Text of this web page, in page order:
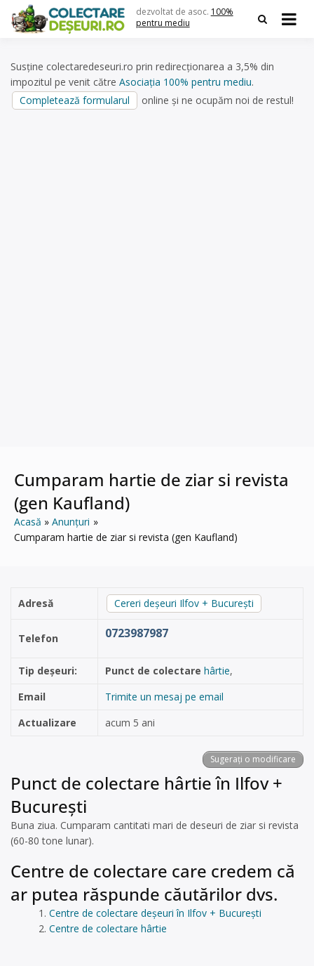
content
dezvoltat de asoc. 100%
pentru mediu
Susține colectaredeseuri.ro prin redirecționarea a 3,5% din
impozitul pe venit către Asociația 100% pentru mediu.
Completează formularul
online și ne ocupăm noi de restul!
Cumparam hartie de ziar si revista
(gen Kaufland)
Acasă
Anunțuri
Cumparam hartie de ziar si revista (gen Kaufland)
Adresă Cereri deșeuri Ilfov + București
Telefon 0723987987
Tip deșeuri: Punct de colectare hârtie,
Email
Trimite un mesaj pe email
Actualizare
acum 5 ani
Sugerați o modificare
Punct de colectare hârtie în Ilfov +
București
Buna ziua. Cumparam cantitati mari de deseuri de ziar si revista
(60-80 tone lunar).
Centre de colectare care credem că
ar putea răspunde căutărilor dvs.
Centre de colectare deșeuri în Ilfov + București
Centre de colectare hârtie